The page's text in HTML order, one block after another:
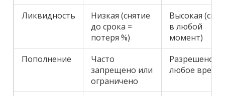
Ликвидность
Низкая (снятие
до срока =
потеря %)
Высокая
в любой
момент)
Пополнение
Часто
запрещено или
ограничено
Разрешено в
любое время